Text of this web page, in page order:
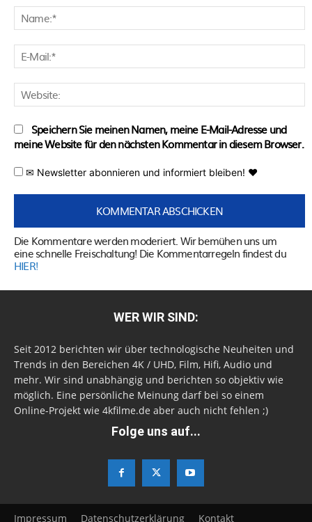
Speichern Sie meinen Namen, meine E-Mail-Adresse und
meine Website für den nächsten Kommentar in diesem Browser.
✉ Newsletter abonnieren und informiert bleiben! ♥
Die Kommentare werden moderiert. Wir bemühen uns um
eine schnelle Freischaltung! Die Kommentarregeln findest du
HIER!
WER WIR SIND:
Seit 2012 berichten wir über technologische Neuheiten und
Trends in den Bereichen 4K / UHD, Film, Hifi, Audio und
mehr. Wir sind unabhängig und berichten so objektiv wie
möglich. Eine persönliche Meinung darf bei so einem
Online-Projekt wie 4kfilme.de aber auch nicht fehlen ;)
Folge uns auf...
Impressum Datenschutzerklärung Kontakt